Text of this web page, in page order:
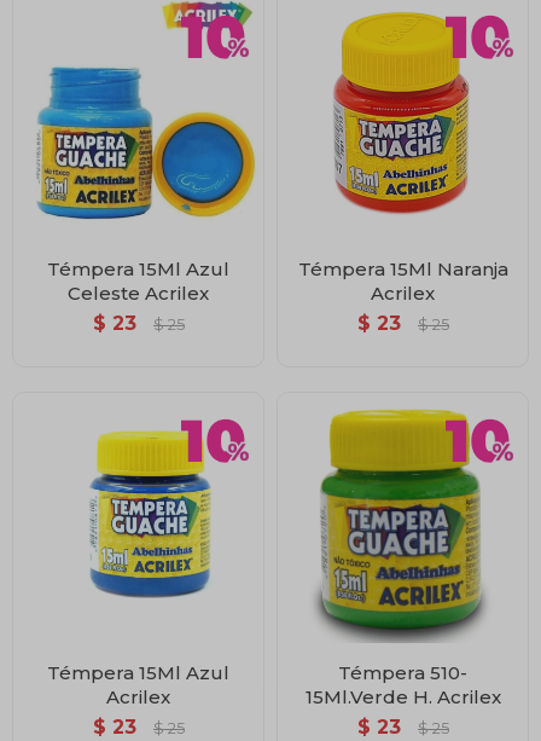
Témpera 15Ml Azul
Celeste Acrilex
$ 23 $ 25
Témpera 15Ml Naranja
Acrilex
$ 23 $ 25
Témpera 15Ml Azul
Acrilex
$ 23 $ 25
Témpera 510-
15Ml.Verde H. Acrilex
$ 23 $ 25